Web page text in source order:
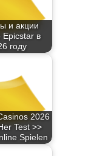
и акции
Epicstar в
году
2026
Test >>
Spielen